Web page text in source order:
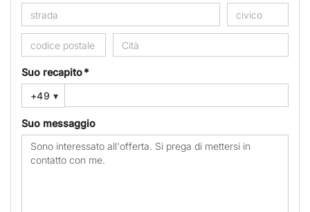
Suo recapito *
+49 ▾
Suo messaggio